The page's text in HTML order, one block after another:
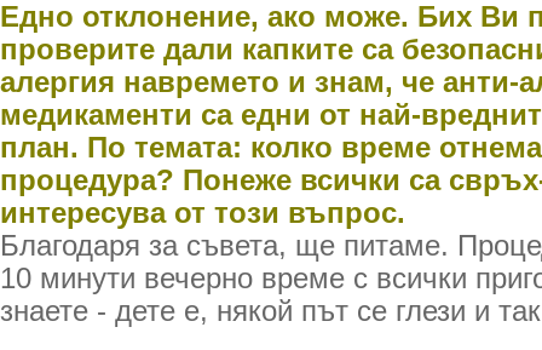
Едно отклонение, ако може. Бих Ви
проверите дали капките са
алергия навремето и знам, че анти-
медикаменти са едни от най-
план. По темата: колко време
процедура? Понеже всички са
интересува от този въпрос.
Благодаря за съвета, ще питаме.
10 минути вечерно време с всички
знаете - дете е, някой път се глези и